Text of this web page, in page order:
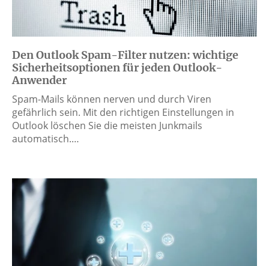
Den Outlook Spam-Filter nutzen: wichtige
Sicherheitsoptionen für jeden Outlook-
Anwender
Spam-Mails können nerven und durch Viren
gefährlich sein. Mit den richtigen Einstellungen in
Outlook löschen Sie die meisten Junkmails
automatisch.…